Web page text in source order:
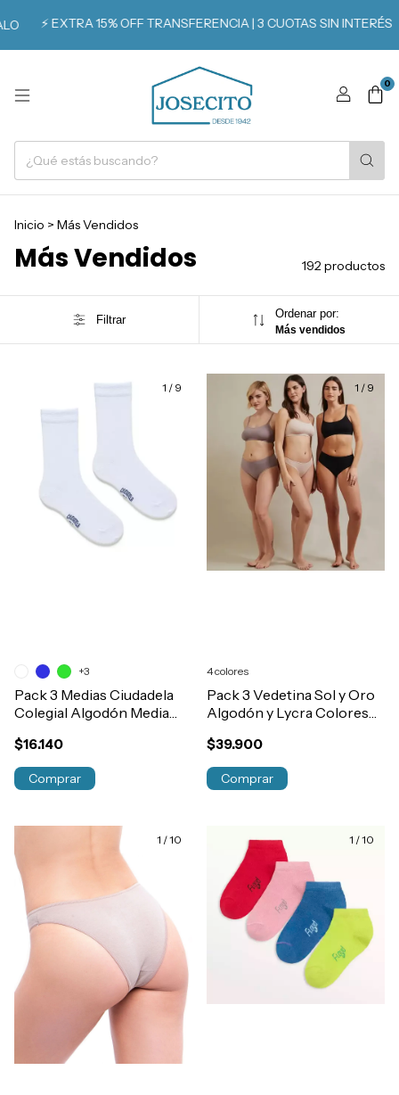
15% OFF TRANSFERENCIA | 3 CUOTAS SIN INTERÉS 🏷️ SOCIOS
0
Inicio > Más Vendidos
Más Vendidos 192 productos
Filtrar Ordenar por:
Más vendidos
1 / 9
Pack 3 Medias Ciudadela
Colegial Algodón Media
$16.140
+3
Comprar
1 / 9
Pack 3 Vedetina Sol y Oro
Algodón y Lycra Colores
Regalo
$39.900
4 colores
Comprar
1 /10 1 /10